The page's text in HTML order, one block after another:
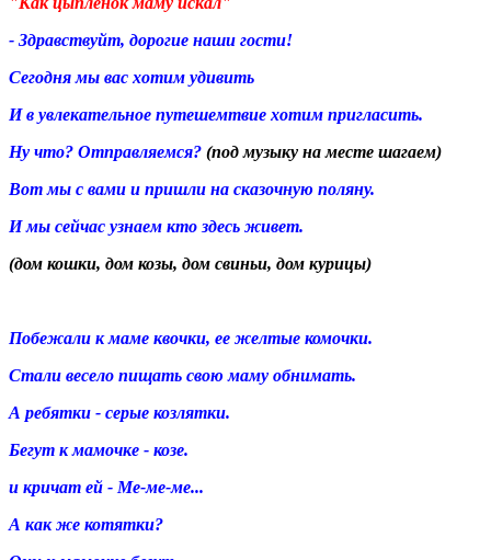
- Здравствуйт, дорогие наши гости!
Сегодня мы вас хотим удивить
И в увлекательное путешемтвие хотим пригласить.
Ну что? Отправляемся? (под музыку на месте шагаем)
Вот мы с вами и пришли на сказочную поляну.
И мы сейчас узнаем кто здесь живет.
(дом кошки, дом козы, дом свиньи, дом курицы)
Побежали к маме квочки, ее желтые комочки.
Стали весело пищать свою маму обнимать.
А ребятки - серые козлятки.
Бегут к мамочке - козе.
и кричат ей - Ме-ме-ме...
А как же котятки?